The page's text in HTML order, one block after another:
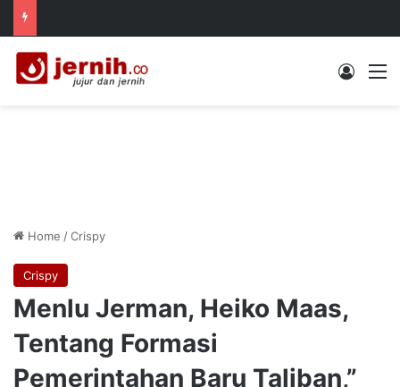
Log In
Home /Crispy
Crispy
Menlu Jerman, Heiko Maas,
Tentang Formasi
Pemerintahan Baru Taliban,”